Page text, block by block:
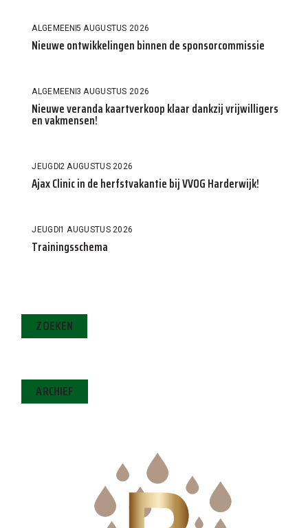
ALGEMEEN5 AUGUSTUS 2026
Nieuwe ontwikkelingen binnen de sponsorcommissie
ALGEMEEN3 AUGUSTUS 2026
Nieuwe veranda kaartverkoop klaar dankzij vrijwilligers
en vakmensen!
JEUGD2 AUGUSTUS 2026
Ajax Clinic in de herfstvakantie bij VVOG Harderwijk!
JEUGD1 AUGUSTUS 2026
Trainingsschema
ZOEKEN
ARCHIEF